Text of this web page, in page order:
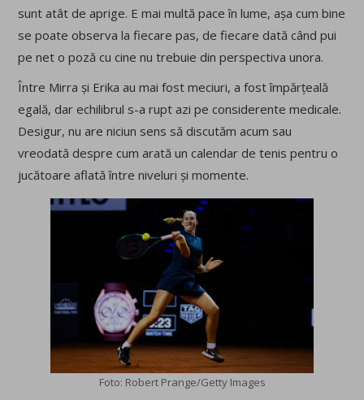
sunt atât de aprige. E mai multă pace în lume, așa cum bine
se poate observa la fiecare pas, de fiecare dată când pui
pe net o poză cu cine nu trebuie din perspectiva unora.
Între Mirra și Erika au mai fost meciuri, a fost împărțeală
egală, dar echilibrul s-a rupt azi pe considerente medicale.
Desigur, nu are niciun sens să discutăm acum sau
vreodată despre cum arată un calendar de tenis pentru o
jucătoare aflată între niveluri și momente.
Foto: Robert Prange/Getty Images